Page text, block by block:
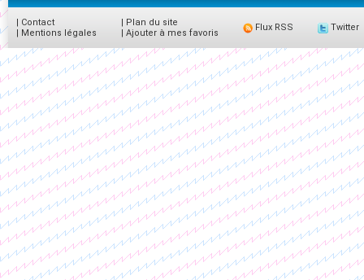
| Contact
| Mentions légales
| Plan du site
| Ajouter à mes favoris
Flux RSS Twitter